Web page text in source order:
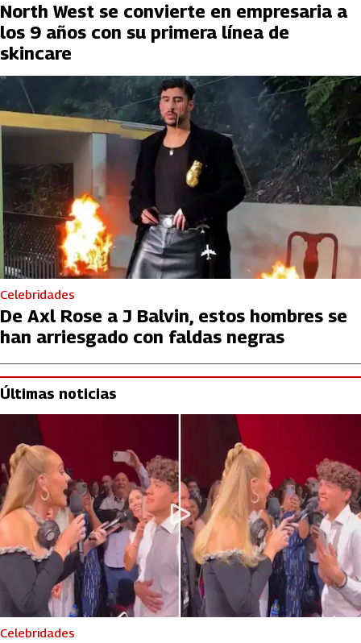
North West se convierte en empresaria a
los 9 años con su primera línea de
skincare
Celebridades
De Axl Rose a J Balvin, estos hombres se
han arriesgado con faldas negras
Últimas noticias
Celebridades